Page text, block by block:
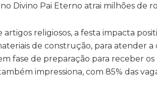
Divino Pai Eterno atrai milhões de
religiosos, a festa impacta
de construção, para atender
fase de preparação para receber
impressiona, com 85% das